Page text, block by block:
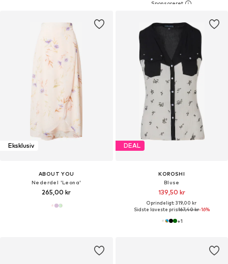
Eksklusiv
ABOUT YOU
Nederdel 'Leona'
265,00 kr
DEAL
KOROSHI
Bluse
139,50 kr
Oprindeligt: 319,00 kr
Sidste laveste pris:167,40 kr-16%
+1